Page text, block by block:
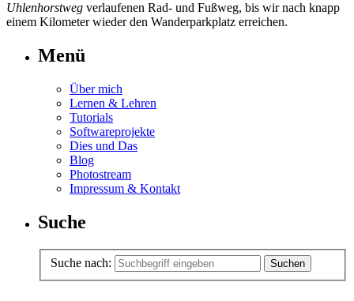
Uhlenhorstweg verlaufenen Rad- und Fußweg, bis wir nach knapp
einem Kilometer wieder den Wanderparkplatz erreichen.
Menü
Über mich
Lernen & Lehren
Tutorials
Softwareprojekte
Dies und Das
Blog
Photostream
Impressum & Kontakt
Suche
Suche nach: